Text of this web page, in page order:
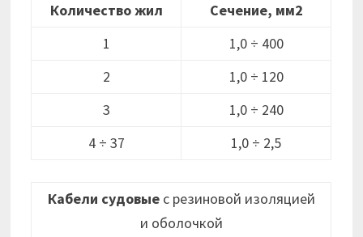
Количество жил
Сечение, мм2
1
1,0 ÷ 400
2
1,0 ÷ 120
3
1,0 ÷ 240
4 ÷ 37
1,0 ÷ 2,5
Кабели судовыес резиновой изоляцией
и оболочкой